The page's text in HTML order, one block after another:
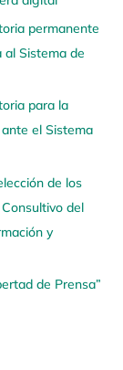
permanente
al Sistema de
para la
el Sistema
de los
del
y
de Prensa”